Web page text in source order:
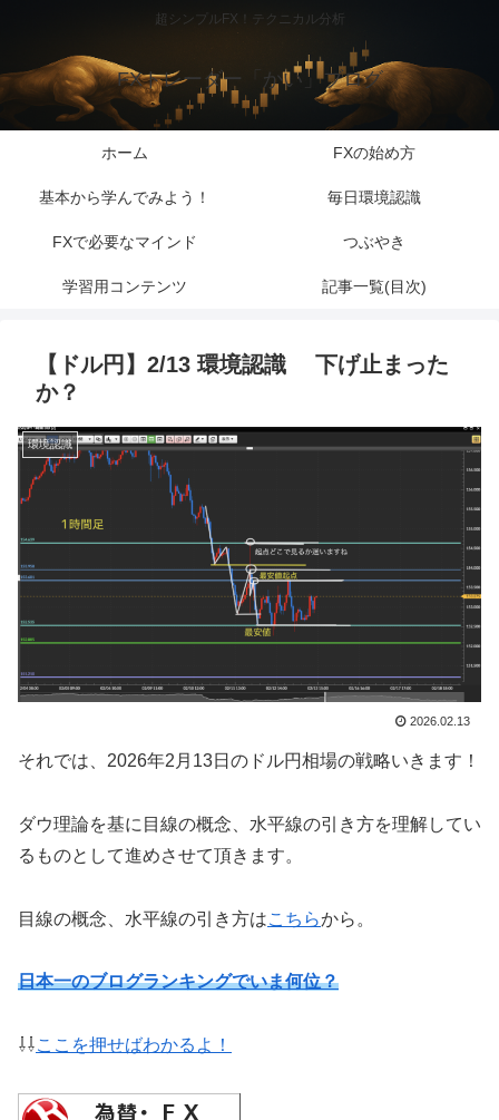
超シンプルFX！テクニカル分析
FXトレーダー「かい」ブログ
ホーム FXの始め方
基本から学んでみよう！ 毎日環境認識
FXで必要なマインド つぶやき
学習用コンテンツ 記事一覧(目次)
【ドル円】2/13 環境認識 下げ止まった
か？
環境認識
2026.02.13
それでは、2026年2月13日のドル円相場の戦略いきます！
ダウ理論を基に目線の概念、水平線の引き方を理解してい
るものとして進めさせて頂きます。
目線の概念、水平線の引き方はこちらから。
日本一のブログランキングでいま何位？
⇩⇩ここを押せばわかるよ！